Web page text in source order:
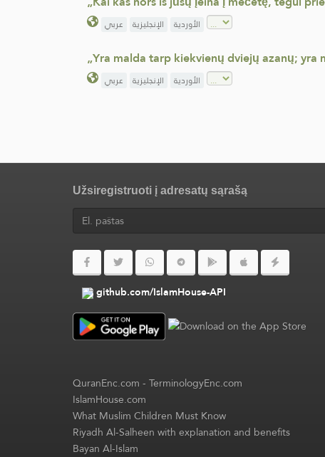
عربي الإنجليزية الأوردية
„Yra malda tarp kiekvienų dviejų azanų;
عربي الإنجليزية الأوردية
Užsiregistruoti į adresatų sąrašą
github.com/IslamHouse-API
QuranEnc.com-TerminologyEnc.com
IslamHouse.com
What Muslim Children Must Know
Riyadh Al-Salheen with explanation and benefits
Bayan Al-Islam